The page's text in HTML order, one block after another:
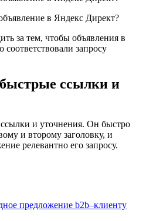
за тем, чтобы объявления в
запросу
ссылки и
и уточнения. Он быстро
и второму заголовку, и
релевантно его запросу.
предложение b2b–клиенту